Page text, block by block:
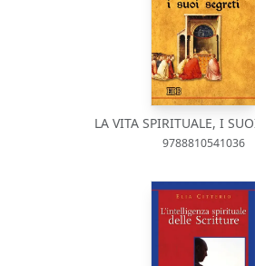
LA VITA SPIRITUALE, I
9788810541036